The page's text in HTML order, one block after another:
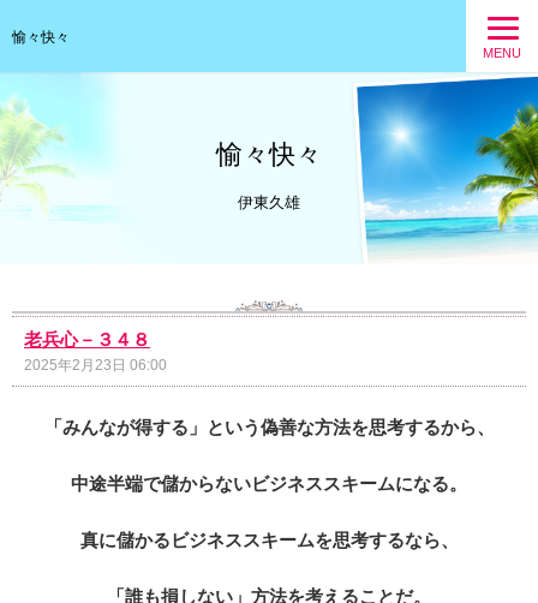
愉々快々
MENU
愉々快々
伊東久雄
老兵心－３４８
2025年2月23日 06:00
「みんなが得する」という偽善な方法を思考するから、
中途半端で儲からないビジネススキームになる。
真に儲かるビジネススキームを思考するなら、
「誰も損しない」方法を考えることだ。